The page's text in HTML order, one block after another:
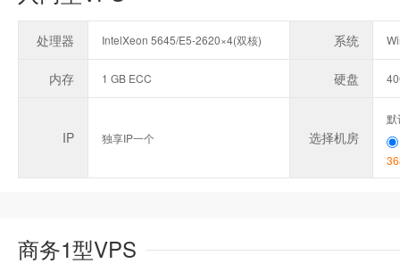
处理器 IntelXeon 5645/E5-2620×4(双核) 系统
内存 1 GB ECC 硬盘
IP 独享IP一个 选择机房
默
商务1型VPS